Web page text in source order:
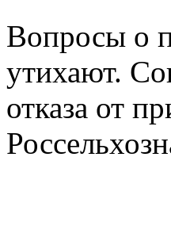
Вопросы о
утихают.
отказа от